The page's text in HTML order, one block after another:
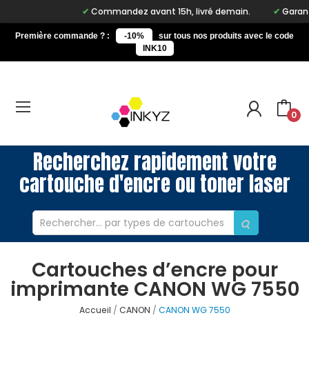
Commandez avant 15h, livré demain.
Première commande ? : -10%
sur tous nos produits avec le code
INK10
0
Recherchez rapidement votre
cartouche d'encre ou toner laser
Cartouches d’encre pour
imprimante CANON WG 7550
Accueil CANON CANON WG 7550